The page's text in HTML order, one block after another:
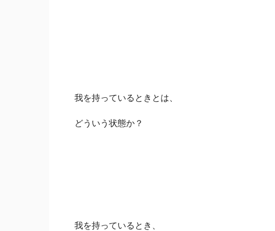
我を持っているときとは、
どういう状態か？
我を持っているとき、